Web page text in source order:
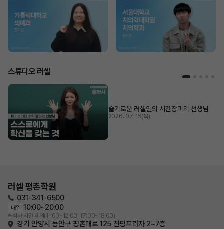
스튜디오 러셀
슬기로운 러셀인의 시간장미리 선생님
2026. 07. 16(목)
러셀 평촌학원
031-341-6500
매일 10:00~20:00
※ 식사 시간 제외(11:00~12:00, 17:00~18:00)
경기 안양시 동안구 평촌대로 125 진평프라자 2~7층